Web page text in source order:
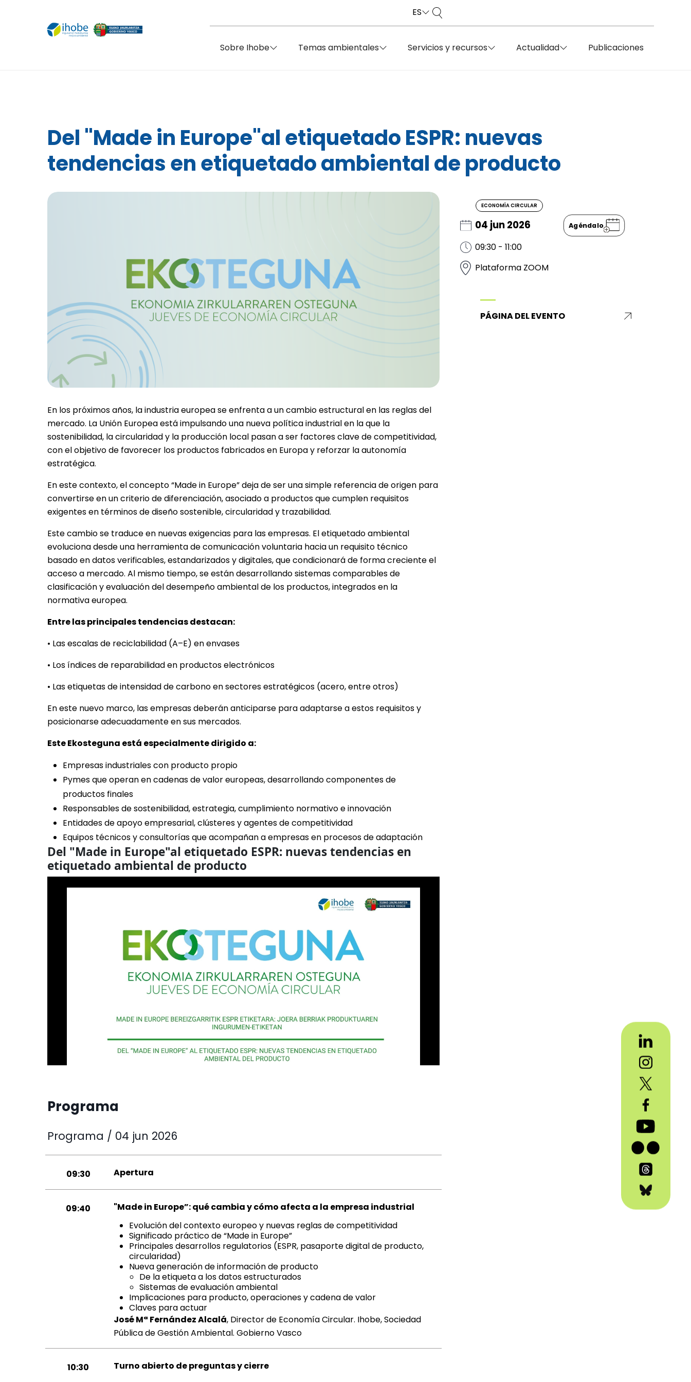
ES
Sobre Ihobe Temas ambientales Servicios y recursos Actualidad Publicaciones
Del "Made in Europe"al etiquetado ESPR: nuevas
tendencias en etiquetado ambiental de producto
En los próximos años, la industria europea se enfrenta a un cambio estructural en las reglas del
mercado. La Unión Europea está impulsando una nueva política industrial en la que la
sostenibilidad, la circularidad y la producción local pasan a ser factores clave de competitividad,
con el objetivo de favorecer los productos fabricados en Europa y reforzar la autonomía
estratégica.
En este contexto, el concepto “Made in Europe” deja de ser una simple referencia de origen para
convertirse en un criterio de diferenciación, asociado a productos que cumplen requisitos
exigentes en términos de diseño sostenible, circularidad y trazabilidad.
Este cambio se traduce en nuevas exigencias para las empresas. El etiquetado ambiental
evoluciona desde una herramienta de comunicación voluntaria hacia un requisito técnico
basado en datos verificables, estandarizados y digitales, que condicionará de forma creciente el
acceso a mercado. Al mismo tiempo, se están desarrollando sistemas comparables de
clasificación y evaluación del desempeño ambiental de los productos, integrados en la
normativa europea.
Entre las principales tendencias destacan:
• Las escalas de reciclabilidad (A–E) en envases
• Los índices de reparabilidad en productos electrónicos
• Las etiquetas de intensidad de carbono en sectores estratégicos (acero, entre otros)
En este nuevo marco, las empresas deberán anticiparse para adaptarse a estos requisitos y
posicionarse adecuadamente en sus mercados.
Este Ekosteguna está especialmente dirigido a:
Empresas industriales con producto propio
Pymes que operan en cadenas de valor europeas, desarrollando componentes de
productos finales
Responsables de sostenibilidad, estrategia, cumplimiento normativo e innovación
Entidades de apoyo empresarial, clústeres y agentes de competitividad
Equipos técnicos y consultorías que acompañan a empresas en procesos de adaptación
Programa
Programa / 04 jun 2026
09:30 Apertura
09:40
"Made in Europe”: qué cambia y cómo afecta a la empresa industrial
Evolución del contexto europeo y nuevas reglas de competitividad
Significado práctico de “Made in Europe”
Principales desarrollos regulatorios (ESPR, pasaporte digital de producto,
circularidad)
Nueva generación de información de producto
De la etiqueta a los datos estructurados
Sistemas de evaluación ambiental
Implicaciones para producto, operaciones y cadena de valor
Claves para actuar
José Mª Fernández Alcalá, Director de Economía Circular. Ihobe, Sociedad
Pública de Gestión Ambiental. Gobierno Vasco
10:30 Turno abierto de preguntas y cierre
ECONOMÍA CIRCULAR
04 jun 2026 Agéndalo
09:30 - 11:00
Plataforma ZOOM
PÁGINA DEL EVENTO